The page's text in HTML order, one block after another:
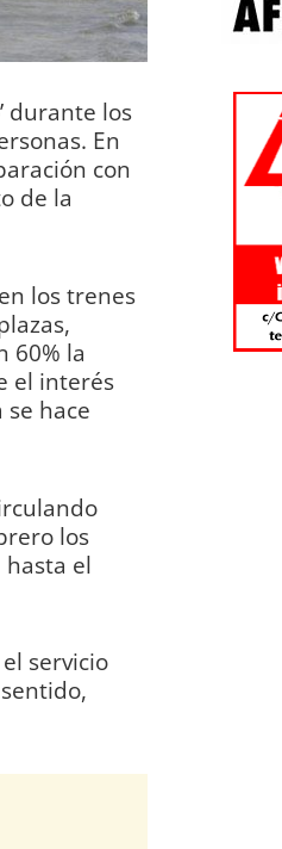
durante los
En
con
de la
los trenes
60% la
el interés
hace
los
el
servicio